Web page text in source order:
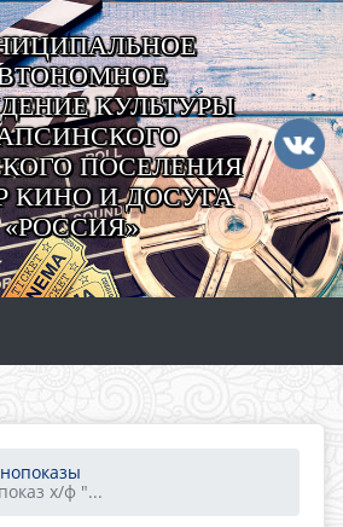
КУЛЬТУРЫ
ПОСЕЛЕНИЯ
КИНО И ДОСУГА
«РОССИЯ»
х/ф "...